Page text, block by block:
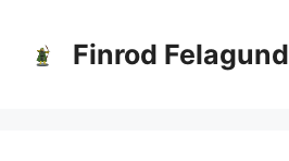
contenu
Finrod Felagund